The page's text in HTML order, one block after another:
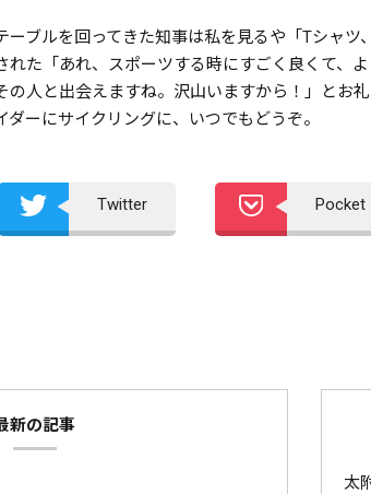
ブルを回ってきた知事は私を見るや「Tシャツ
れた「あれ、スポーツする時にすごく良くて、
の人と出会えますね。沢山いますから！」とお
ーにサイクリングに、いつでもどうぞ。
Twitter Pocket
新の記事
太